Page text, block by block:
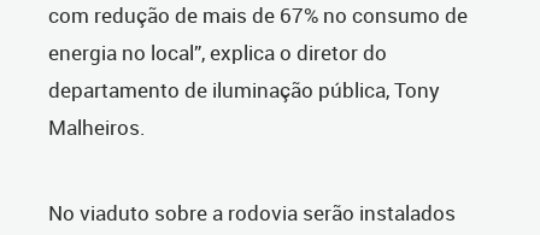
com redução de mais de 67% no consumo de
energia no local”, explica o diretor do
departamento de iluminação pública, Tony
Malheiros.
No viaduto sobre a rodovia serão instalados